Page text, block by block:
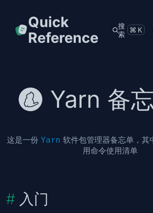
Quick
Reference
搜
索
⌘K
Yarn 备
这是一份 Yarn 软件包管理器备忘单，其
用命令使用清单
入门